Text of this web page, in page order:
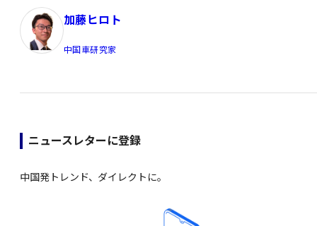
加藤ヒロト
中国車研究家
ニュースレターに登録
中国発トレンド、ダイレクトに。